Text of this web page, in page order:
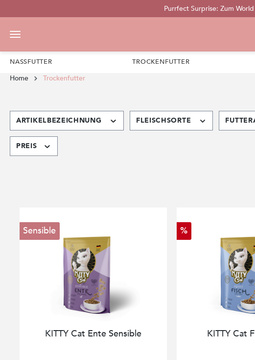
Purrfect Surprise: Zum
NASSFUTTER TROCKENFUTTER
Home Trockenfutter
ARTIKELBEZEICHNUNG FLEISCHSORTE
PREIS
Sensible
KITTY Cat Ente Sensible
%
KITTY Cat